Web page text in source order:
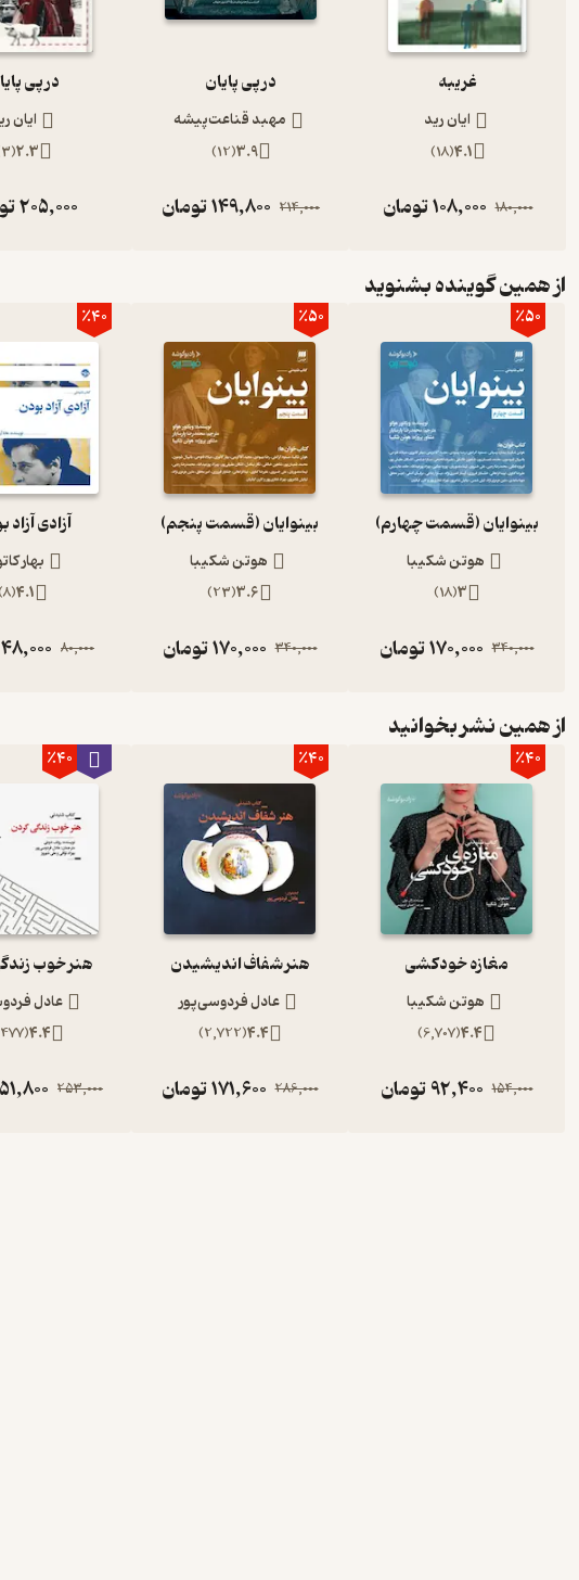
غریبه
ایان رید
4.1
(
18
)
180,000
108,000تومان
در پی پایان
مهبد قناعت‌پیشه
3.9
(
12
)
214,000
149,800تومان
در پی
ایان
2.3
(
3
205,000
از همین گوینده بشنوید
٪50
بینوایان (قسمت چهارم)
هوتن شکیبا
3
(
18
)
340,000
170,000تومان
٪50
بینوایان (قسمت پنجم)
هوتن شکیبا
3.6
(
23
)
340,000
170,000تومان
٪40
آزادی آزاد
بهار
4.1
(
8
80,000
48,000
از همین نشر بخوانید
٪40
مغازه خودکشی
هوتن شکیبا
4.4
(
6,707
)
154,000
92,400تومان
٪40
هنر شفاف اندیشیدن
عادل فردوسی‌پور
4.4
(
2,722
)
286,000
171,600تومان
٪40
هنر خوب
عادل
4.4
(
253,000